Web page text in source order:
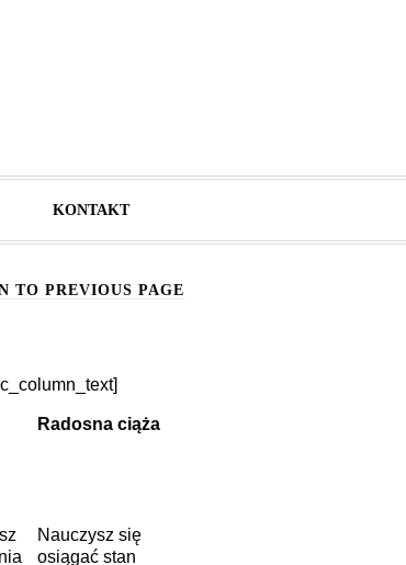
KONTAKT
TO PREVIOUS PAGE
Radosna ciąża
Nauczysz się
osiągać stan